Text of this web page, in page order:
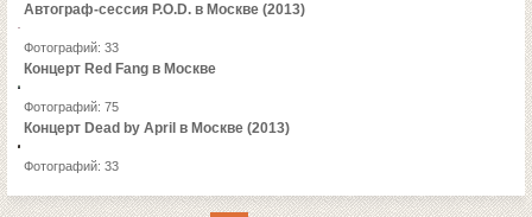
Автограф-сессия P.O.D. в Москве (2013)
Фотографий: 33
Концерт Red Fang в Москве
Фотографий: 75
Концерт Dead by April в Москве (2013)
Фотографий: 33